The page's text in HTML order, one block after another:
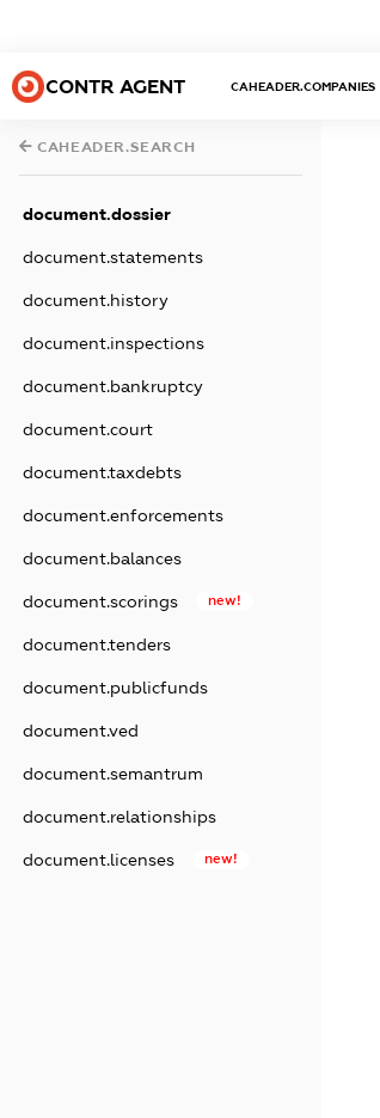
CONTR AGENT CAHEADER.COMPANIES
CAHEADER.SEARCH
document.dossier
document.statements
document.history
document.inspections
document.bankruptcy
document.court
document.taxdebts
document.enforcements
document.balances
document.scorings new!
document.tenders
document.publicfunds
document.ved
document.semantrum
document.relationships
document.licenses new!